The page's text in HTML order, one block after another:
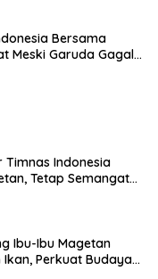
Bersama
Meski Garuda Gagal
Timnas Indonesia
Tetap Semangat
Ibu-Ibu Magetan
Perkuat Budaya